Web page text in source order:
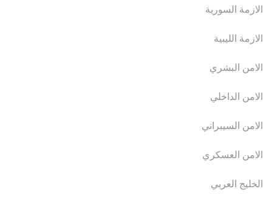
الازمة السورية
الازمة الليبية
الامن البشري
الامن الداخلي
الامن السيبراني
الامن العسكري
الخليج العربي